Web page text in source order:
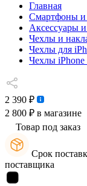
Главная
Смартфоны и
Аксессуары
Чехлы и
Чехлы для
Чехлы iPhone
2 390 ₽
2 800 ₽ в магазине
Товар под заказ
Срок
поставщика